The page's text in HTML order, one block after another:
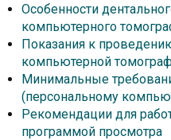
Особенности
компьютерного
Показания к
компьютерной
Минимальные
(персональному
Рекомендации для
программой просмотра